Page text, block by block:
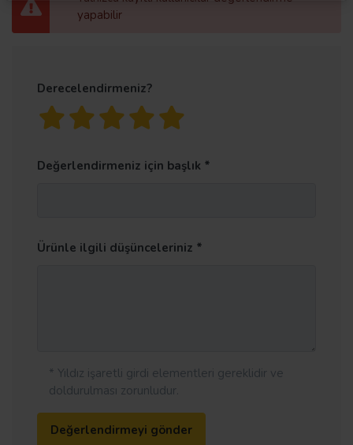
yapabilir
Derecelendirmeniz?
Değerlendirmeniz için başlık
Ürünle ilgili düşünceleriniz
* Yıldız işaretli girdi elementleri gereklidir ve
doldurulması zorunludur.
Değerlendirmeyi gönder